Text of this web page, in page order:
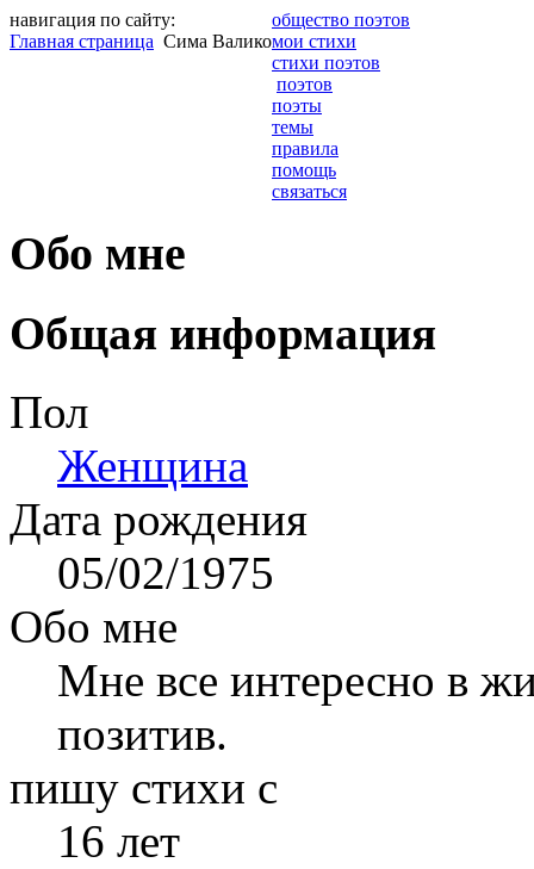
навигация по сайту:
Главная страница Сима Валико
общество поэтов
мои стихи
стихи поэтов
поэтов
поэты
темы
правила
помощь
связаться
Обо мне
Общая информация
Пол
Женщина
Дата рождения
05/02/1975
Обо мне
Мне все интересно в
позитив.
пишу стихи с
16 лет